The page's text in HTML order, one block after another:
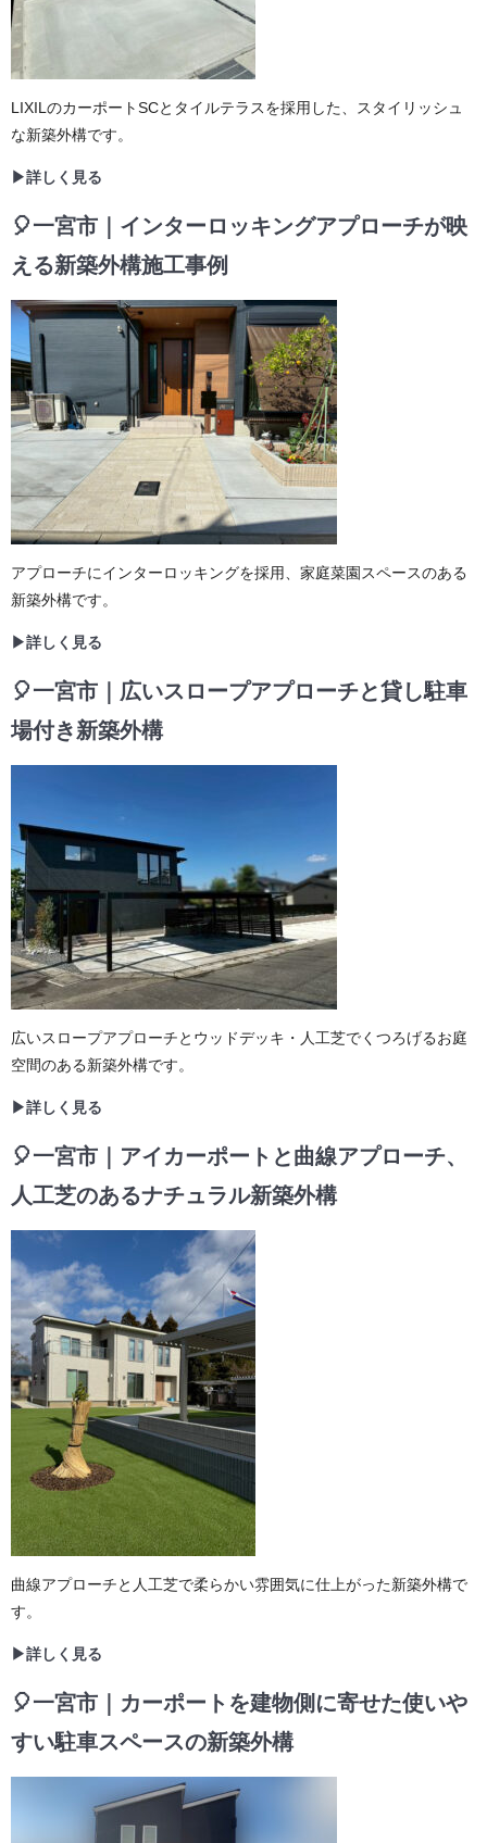
LIXILのカーポートSCとタイルテラスを採用した、スタイリッシュ
な新築外構です。
▶詳しく見る
🎈一宮市｜インターロッキングアプローチが映
える新築外構施工事例
アプローチにインターロッキングを採用、家庭菜園スペースのある
新築外構です。
▶詳しく見る
🎈一宮市｜広いスロープアプローチと貸し駐車
場付き新築外構
広いスロープアプローチとウッドデッキ・人工芝でくつろげるお庭
空間のある新築外構です。
▶詳しく見る
🎈一宮市｜アイカーポートと曲線アプローチ、
人工芝のあるナチュラル新築外構
曲線アプローチと人工芝で柔らかい雰囲気に仕上がった新築外構で
す。
▶詳しく見る
🎈一宮市｜カーポートを建物側に寄せた使いや
すい駐車スペースの新築外構